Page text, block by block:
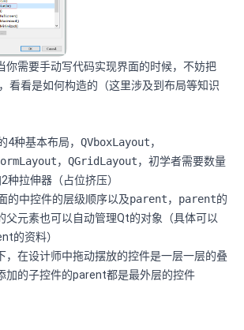
你需要手动写代码实现界面的时候，不妨把
看看是如何构造的（这里涉及到布局等知识
4种基本布局， QVboxLayout，
，QGridLayout，初学者需要数量
种拉伸器（占位挤压）
的中控件的层级顺序以及parent， parent的
父元素也可以自动管理Qt的对象（具体可以
的资料）
，在设计师中拖动摆放的控件是一层一层的叠
加的子控件的parent都是最外层的控件